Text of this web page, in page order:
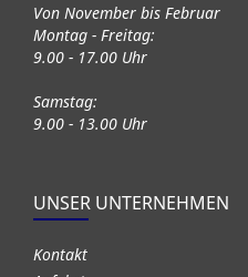
Von November bis Februar
Montag - Freitag:
9.00 - 17.00 Uhr
Samstag:
9.00 - 13.00 Uhr
UNSER UNTERNEHMEN
Kontakt